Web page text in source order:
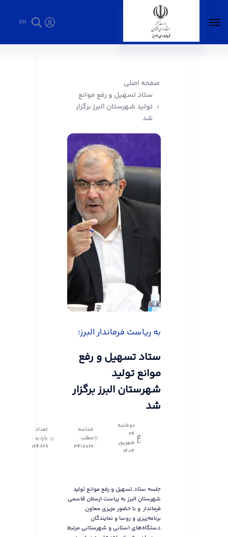
EN
صفحه اصلی
ستاد تسهیل و رفع موانع
تولید شهرستان البرز برگزار
شد
به ریاست فرماندار البرز؛
ستاد تسهیل و رفع
موانع تولید
شهرستان البرز برگزار
شد
دوشنبه
24
شهریور
1404
شناسه
مطلب:
3417022
تعداد
بازدید :
124869
جلسه ستاد تسهیل و رفع موانع تولید
شهرستان البرز به ریاست ارسلان قاسمی
فرماندار و با حضور عزیزی معاون
برنامه‌ریزی و روسا و نمایندگان
دستگاه‌های استانی و شهرستانی مرتبط